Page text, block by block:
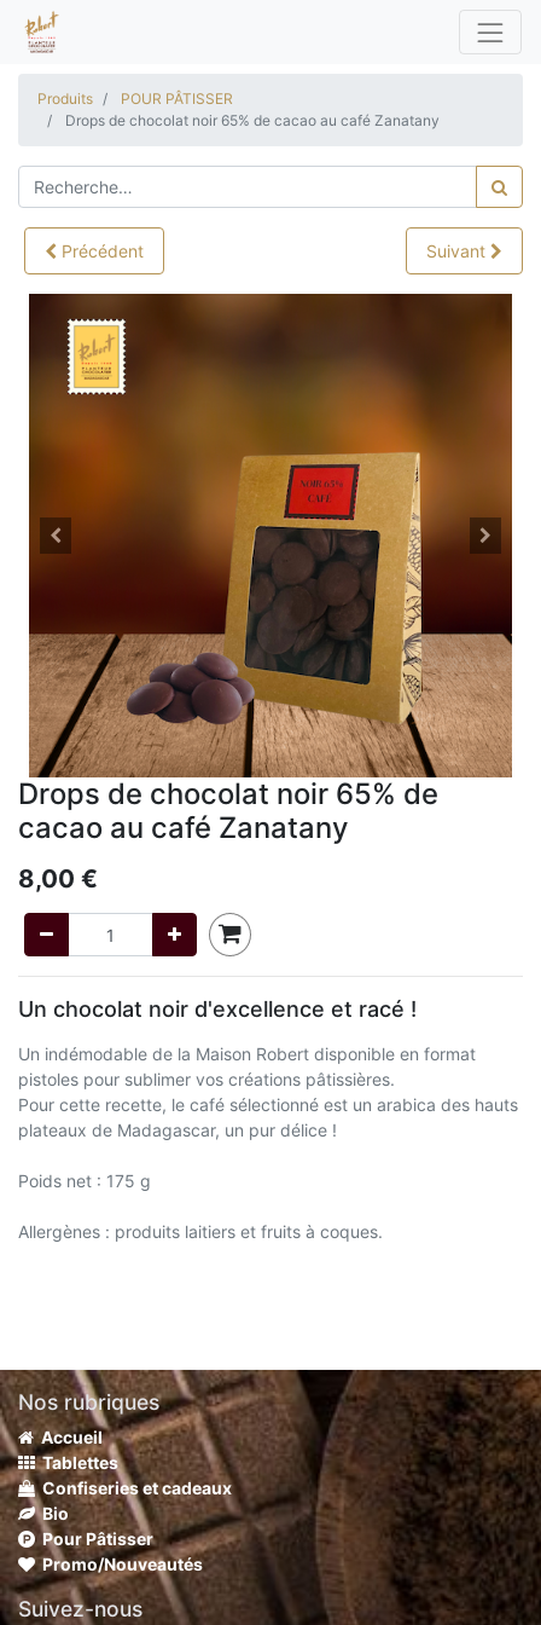
Produits
POUR PÂTISSER
Drops de chocolat noir 65% de cacao au café Zanatany
Précédent Suivant
Drops de chocolat noir 65% de
cacao au café Zanatany
8,00 €
Un chocolat noir d'excellence et racé !
Un indémodable de la Maison Robert disponible en format
pistoles pour sublimer vos créations pâtissières.
Pour cette recette, le café sélectionné est un arabica des hauts
plateaux de Madagascar, un pur délice !
Poids net : 175 g
Allergènes : produits laitiers et fruits à coques.
Nos rubriques
Accueil
Tablettes
Confiseries et cadeaux
Bio
Pour Pâtisser
Promo/Nouveautés
Suivez-nous